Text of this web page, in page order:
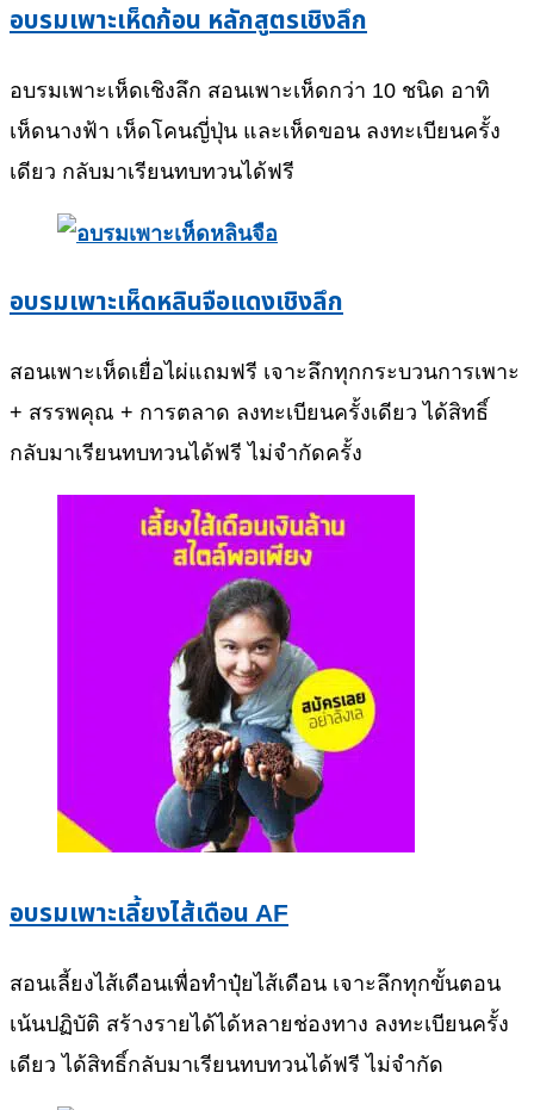
อบรมเพาะเห็ดก้อน หลักสูตรเชิงลึก
อบรมเพาะเห็ดเชิงลึก สอนเพาะเห็ดกว่า 10 ชนิด อาทิ
เห็ดนางฟ้า เห็ดโคนญี่ปุ่น และเห็ดขอน ลงทะเบียนครั้ง
เดียว กลับมาเรียนทบทวนได้ฟรี
อบรมเพาะเห็ดหลินจือแดงเชิงลึก
สอนเพาะเห็ดเยื่อไผ่แถมฟรี เจาะลึกทุกกระบวนการเพาะ
+ สรรพคุณ + การตลาด ลงทะเบียนครั้งเดียว ได้สิทธิ์
กลับมาเรียนทบทวนได้ฟรี ไม่จำกัดครั้ง
อบรมเพาะเลี้ยงไส้เดือน AF
สอนเลี้ยงไส้เดือนเพื่อทำปุ๋ยไส้เดือน เจาะลึกทุกขั้นตอน
เน้นปฏิบัติ สร้างรายได้ได้หลายช่องทาง ลงทะเบียนครั้ง
เดียว ได้สิทธิ์กลับมาเรียนทบทวนได้ฟรี ไม่จำกัด